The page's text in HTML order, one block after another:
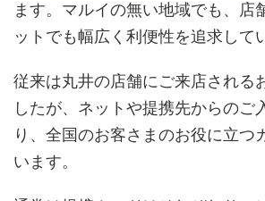
ます。マルイの無い地域でも、店
ットでも幅広く利便性を追求して
従来は丸井の店舗にご来店される
したが、ネットや提携先からのご
り、全国のお客さまのお役に立つ
います。